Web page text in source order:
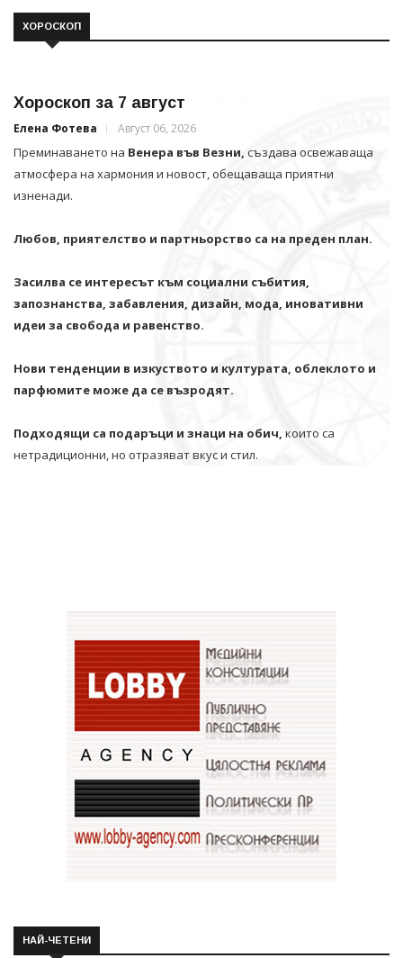
ХОРОСКОП
Хороскоп за 7 август
Елена Фотева Август 06, 2026
Преминаването на Венера във Везни, създава освежаваща
атмосфера на хармония и новост, обещаваща приятни
изненади.
Любов, приятелство и партньорство са на преден план.
Засилва се интересът към социални събития,
запознанства, забавления, дизайн, мода, иновативни
идеи за свобода и равенство.
Нови тенденции в изкуството и културата, облеклото и
парфюмите може да се възродят.
Подходящи са подаръци и знаци на обич, които са
нетрадиционни, но отразяват вкус и стил.
НАЙ-ЧЕТЕНИ